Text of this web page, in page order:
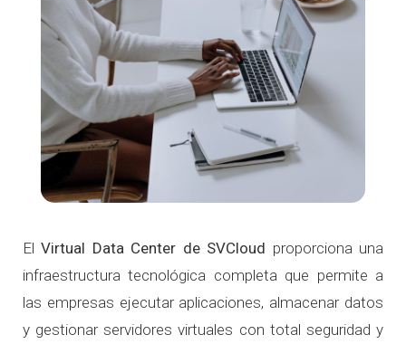
ElVirtual Data Center de SVCloud proporciona una
infraestructura tecnológica completa que permite a
las empresas ejecutar aplicaciones, almacenar datos
y gestionar servidores virtuales con total seguridad y